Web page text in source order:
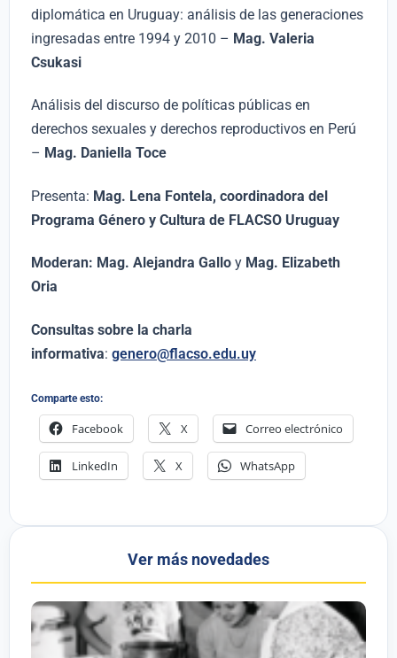
diplomática en Uruguay: análisis de las generaciones
ingresadas entre 1994 y 2010 – Mag. Valeria
Csukasi
Análisis del discurso de políticas públicas en
derechos sexuales y derechos reproductivos en Perú
– Mag. Daniella Toce
Presenta: Mag. Lena Fontela, coordinadora del
Programa Género y Cultura de FLACSO Uruguay
Moderan: Mag. Alejandra Gallo y Mag. Elizabeth
Oria
Consultas sobre la charla
informativa: genero@flacso.edu.uy
Comparte esto:
Facebook X Correo electrónico
LinkedIn X WhatsApp
Ver más novedades